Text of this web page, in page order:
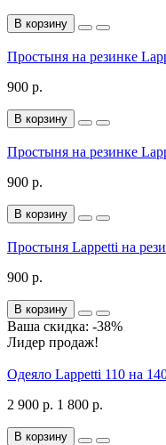
В корзину
Простыня на резинке
900 р.
В корзину
Простыня на резинке
900 р.
В корзину
Простыня Lappetti на
900 р.
В корзину
Ваша скидка: -38%
Лидер продаж!
Одеяло Lappetti 110 на
2 900 р. 1 800 р.
В корзину